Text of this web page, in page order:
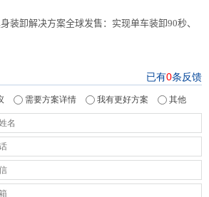
装卸解决方案全球发售：实现单车装卸90秒、